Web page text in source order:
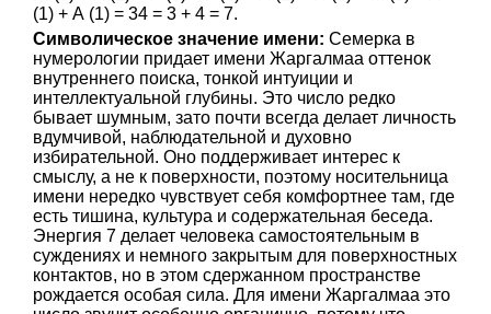
(1) + А (1) = 34 = 3 + 4 = 7.
Символическое значение имени: Семерка в
нумерологии придает имени Жаргалмаа оттенок
внутреннего поиска, тонкой интуиции и
интеллектуальной глубины. Это число редко
бывает шумным, зато почти всегда делает личность
вдумчивой, наблюдательной и духовно
избирательной. Оно поддерживает интерес к
смыслу, а не к поверхности, поэтому носительница
имени нередко чувствует себя комфортнее там, где
есть тишина, культура и содержательная беседа.
Энергия 7 делает человека самостоятельным в
суждениях и немного закрытым для поверхностных
контактов, но в этом сдержанном пространстве
рождается особая сила. Для имени Жаргалмаа это